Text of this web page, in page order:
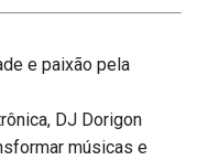
e paixão pela
DJ Dorigon
músicas e